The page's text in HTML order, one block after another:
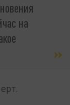
на